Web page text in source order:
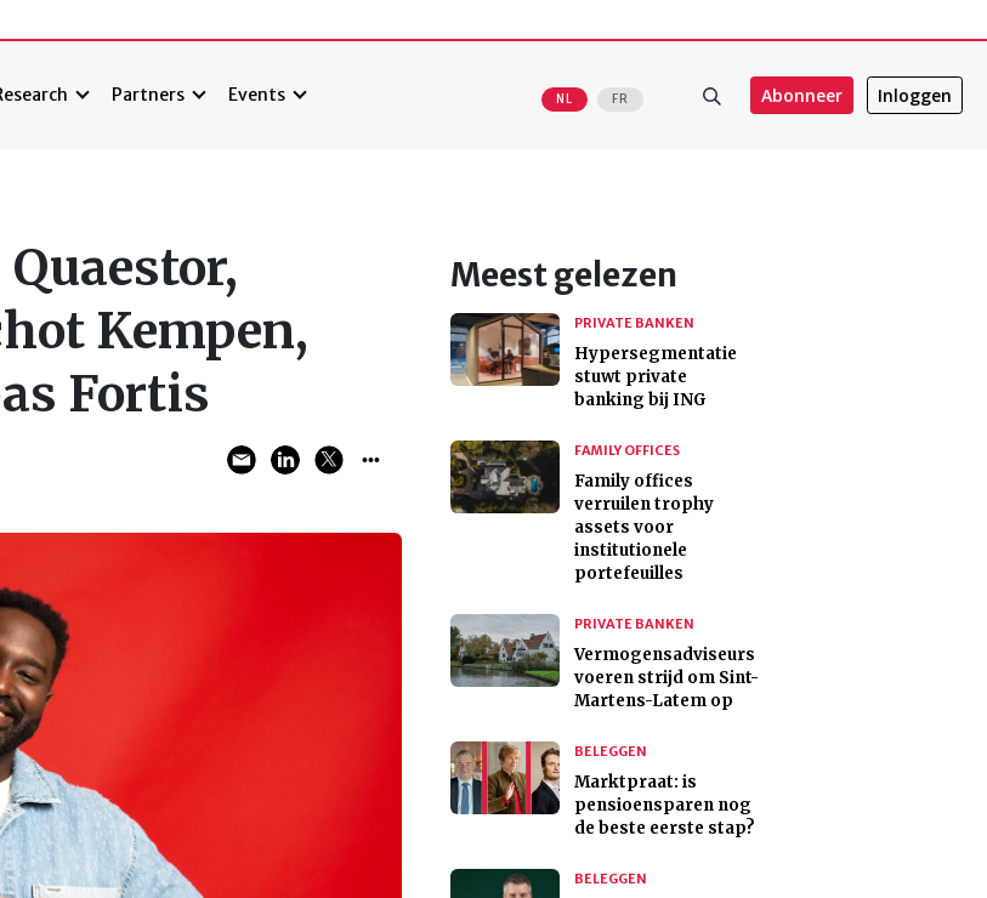
Partners Events NL FR Abonneer Inloggen
Kempen,
Fortis
Meest gelezen
PRIVATE BANKEN
Hypersegmentatie
stuwt private
banking bij ING
FAMILY OFFICES
Family offices
verruilen trophy
assets voor
institutionele
portefeuilles
PRIVATE BANKEN
Vermogensadviseurs
voeren strijd om Sint-
Martens-Latem op
BELEGGEN
Marktpraat: is
pensioensparen nog
de beste eerste stap?
BELEGGEN